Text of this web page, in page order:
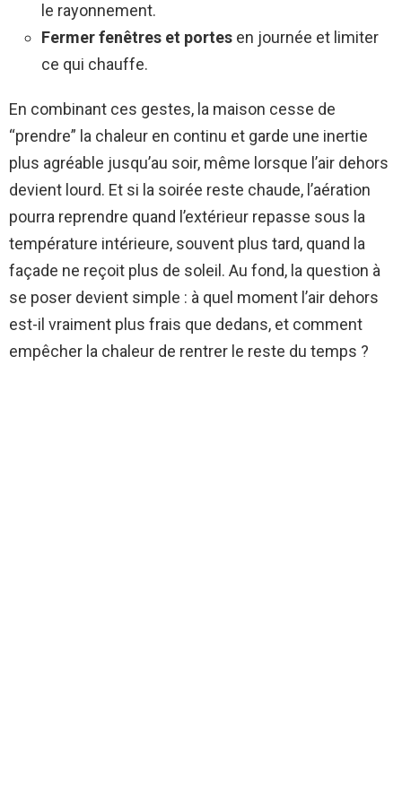
le rayonnement.
Fermer fenêtres et portes en journée et limiter
ce qui chauffe.
En combinant ces gestes, la maison cesse de
“prendre” la chaleur en continu et garde une inertie
plus agréable jusqu’au soir, même lorsque l’air dehors
devient lourd. Et si la soirée reste chaude, l’aération
pourra reprendre quand l’extérieur repasse sous la
température intérieure, souvent plus tard, quand la
façade ne reçoit plus de soleil. Au fond, la question à
se poser devient simple : à quel moment l’air dehors
est-il vraiment plus frais que dedans, et comment
empêcher la chaleur de rentrer le reste du temps ?